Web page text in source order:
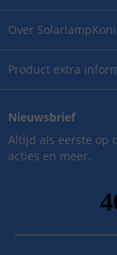
Over
Product extra
Nieuwsbrief
Altijd als eerste op
acties en meer.